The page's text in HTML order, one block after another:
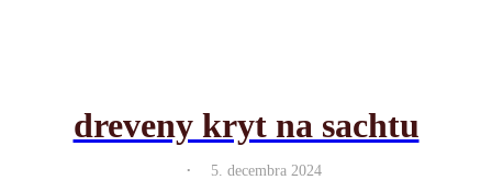
dreveny kryt na sachtu
. 5. decembra 2024